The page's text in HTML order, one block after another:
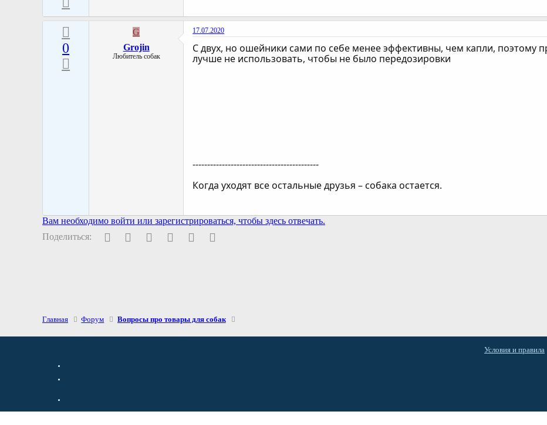
0
G
Grojin
Любитель собак
17.07.2020
С двух, но ошейники сами по себе менее эффективны, чем капли, поэтому
лучше не использовать, чтобы не было передозировки
-------------------------------------------
Когда уходят все остальные друзья – собака остается.
Вам необходимо войти или зарегистрироваться, чтобы здесь отвечать.
Поделиться:
Facebook
Twitter PinterestWhatsAppЭлектронная почта
Главная Форум Вопросы про товары для собак
Условия и правила